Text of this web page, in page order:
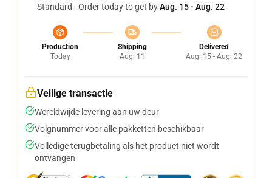
Standard - Order today to get byAug. 15 - Aug. 22
Production
Today
Shipping
Aug. 11
Delivered
Aug. 15 - Aug. 22
Veilige transactie
Wereldwijde levering aan uw deur
Volgnummer voor alle pakketten beschikbaar
Volledige terugbetaling als het product niet wordt
ontvangen